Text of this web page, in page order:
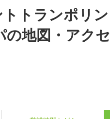
トランポリン
の地図・アクセ